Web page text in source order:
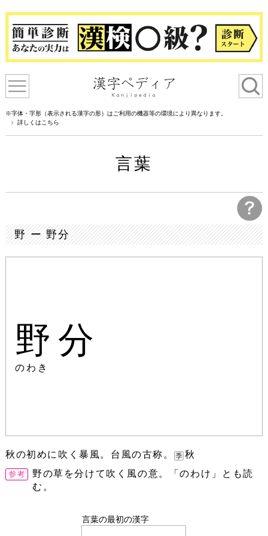
※字体・字形（表示される漢字の形）はご利用の機器等の環境により異なります。
詳しくはこちら
言葉
野 ー 野分
野分
のわき
秋の初めに吹く暴風。台風の古称。
秋
野の草を分けて吹く風の意。「のわけ」とも読
む。
言葉の最初の漢字